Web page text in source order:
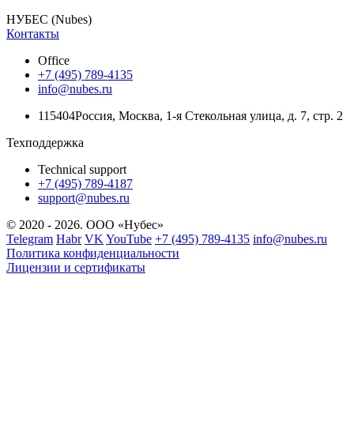
НУБЕС (Nubes)
Контакты
Office
+7 (495) 789-4135
info@nubes.ru
115404Россия, Москва, 1-я Стекольная улица, д. 7, стр. 2
Техподдержка
Technical support
+7 (495) 789-4187
support@nubes.ru
© 2020 - 2026. ООО «Нубес»
Telegram Habr VK YouTube +7 (495) 789-4135 info@nubes.ru
Политика конфиденциальности
Лицензии и сертификаты